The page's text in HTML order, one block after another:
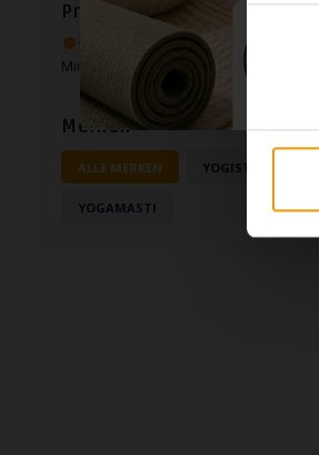
Prijs
Min: €
Merken
ALLE MERKEN YOGISTAR
YOGAMASTI